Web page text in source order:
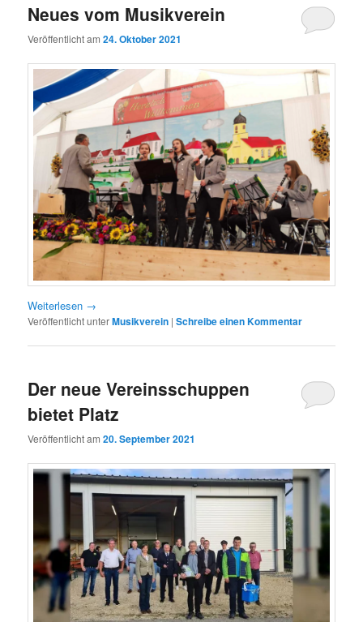
Neues vom Musikverein
Veröffentlicht am24. Oktober 2021
Weiterlesen →
Veröffentlicht unterMusikverein |Schreibe einen Kommentar
Der neue Vereinsschuppen
bietet Platz
Veröffentlicht am20. September 2021